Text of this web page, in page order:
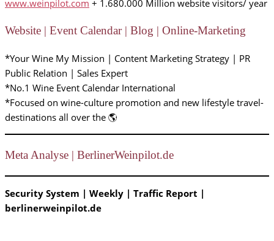
www.weinpilot.com + 1.680.000 Million website visitors/ year
Website | Event Calendar | Blog | Online-Marketing
*Your Wine My Mission | Content Marketing Strategy | PR
Public Relation | Sales Expert
*No.1 Wine Event Calendar International
*Focused on wine-culture promotion and new lifestyle travel-
destinations all over the 🌎
Meta Analyse | BerlinerWeinpilot.de
Security System | Weekly | Traffic Report |
berlinerweinpilot.de